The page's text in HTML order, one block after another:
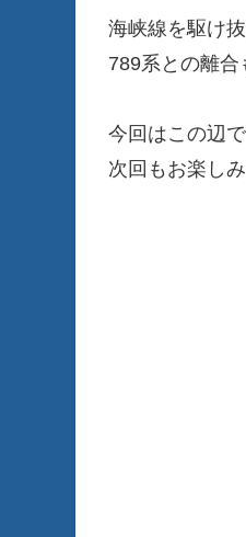
海峡線を駆け
789系との離合
今回はこの辺で
次回もお楽し